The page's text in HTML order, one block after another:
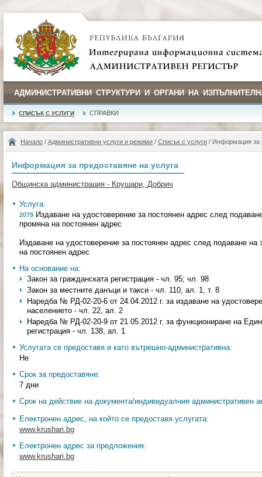
АДМИНИСТРАТИВНИ СТРУКТУРИ И ОРГАНИ НА
СПИСЪК С УСЛУГИ СПРАВКИ
Начало / Административни услуги и режими / Списък с услуги / Информация за
Информация за предоставяне на услуга
Общинска администрация - Крушари, Добрич
Услуга:
2079 Издаване на удостоверение за постоянен адрес след
промяна на постоянен адрес
Издаване на удостоверение за постоянен адрес след подаване на
на постоянен адрес
На основание на:
Закон за гражданската регистрация - чл. 95; чл. 98
Закон за местните данъци и такси - чл. 110, ал. 1, т. 8
Наредба № РД-02-20-6 от 24.04.2012 г. за издаване на
населението - чл. 22, ал. 2
Наредба № РД-02-20-9 от 21.05.2012 г. за функциониране на
регистрация - чл. 138, ал. 1
Услугата се предоставя и като вътрешно-административна:
Не
Срок за предоставяне:
7 дни
Срок на действие на документа/индивидуалния административен
Електронен адрес, на който се предоставя услугата:
www.krushari.bg
Електронен адрес за предложения:
www.krushari.bg